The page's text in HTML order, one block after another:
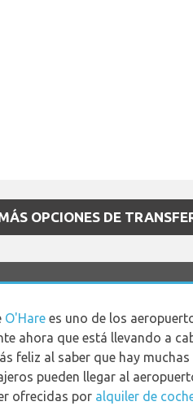
OPCIONES DE
O'Hare es uno de los
ahora que está llevando a
feliz al saber que hay
pueden llegar al
ofrecidas por alquiler de